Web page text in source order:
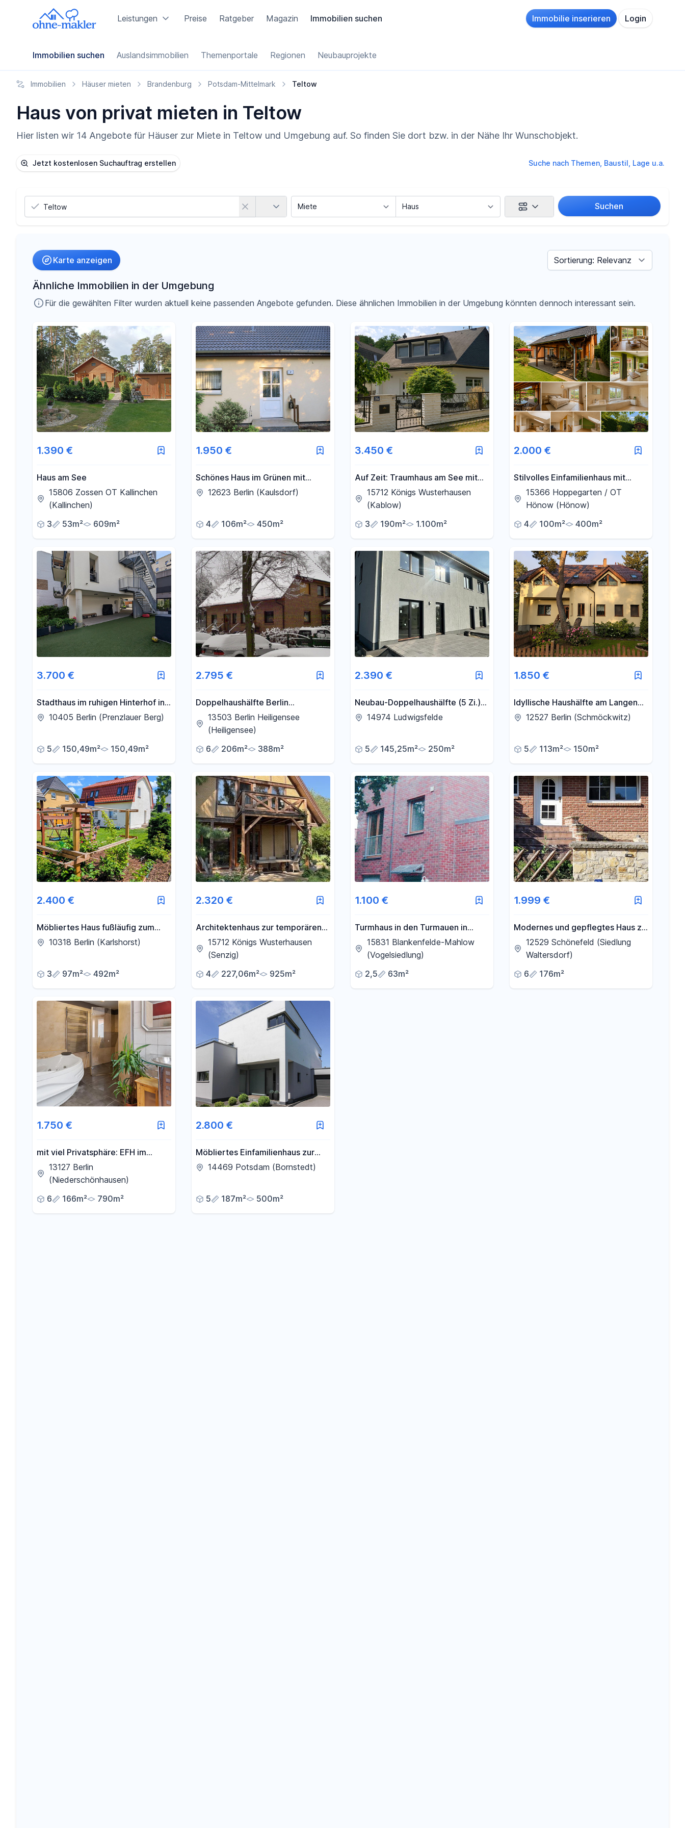
Leistungen Preise Ratgeber Magazin Immobilien suchen Immobilie inserieren Login
Immobilien suchen Auslandsimmobilien Themenportale Regionen Neubauprojekte
Immobilien Häuser mieten Brandenburg Potsdam-Mittelmark Teltow
Haus von privat mieten in Teltow
Hier listen wir 14 Angebote für Häuser zur Miete in Teltow und Umgebung auf. So finden Sie dort bzw. in der Nähe Ihr Wunschobjekt.
Jetzt kostenlosen Suchauftrag erstellen Suche nach Themen, Baustil, Lage u.a.
Suchen
Filter für Preis zurücksetzen
Fläche m²
Filter für Fläche zurücksetzen
Karte anzeigen
Sortieren nach
Ähnliche Immobilien in der Umgebung
Für die gewählten Filter wurden aktuell keine passenden Angebote gefunden. Diese ähnlichen Immobilien in der Umgebung könnten dennoch interessant sein.
1.390 €
Haus am See
15806 Zossen OT Kallinchen
(Kallinchen)
3
53m² 609m²
1.950 €
Schönes Haus im Grünen mit
Garten & Garage in Berlin
12623 Berlin (Kaulsdorf)
4 106m² 450m²
3.450 €
Auf Zeit: Traumhaus am See mit
eigenem Steg, nur 30min von
Berlin-Mitte
15712 Königs Wusterhausen
(Kablow)
3
190m² 1.100m²
2.000 €
Stilvolles Einfamilienhaus mit
Galerie, Kamin & traumhaftem
Garten
15366 Hoppegarten / OT
Hönow (Hönow)
4
100m² 400m²
3.700 €
Stadthaus im ruhigen Hinterhof in
Berlin-Prenzlauer Berg
10405 Berlin (Prenzlauer Berg)
5 150,49m² 150,49m²
2.795 €
Doppelhaushälfte Berlin
Heiligensee
13503 Berlin Heiligensee
(Heiligensee)
6
206m² 388m²
2.390 €
Neubau-Doppelhaushälfte (5 Zi.)
mit Garten & Stellplatz – nur noch
14974 Ludwigsfelde
5 145,25m² 250m²
1.850 €
Idyllische Haushälfte am Langen
See in Berlin-Karolinenhof
12527 Berlin (Schmöckwitz)
5 113m² 150m²
2.400 €
Möbliertes Haus fußläufig zum
Tierpark
10318 Berlin (Karlshorst)
3 97m² 492m²
2.320 €
Architektenhaus zur temporären
Vermietung
15712 Königs Wusterhausen
(Senzig)
4
227,06m² 925m²
1.100 €
Turmhaus in den Turmauen in
Blankenfelde
15831 Blankenfelde-Mahlow
(Vogelsiedlung)
2,5
63m²
1.999 €
Modernes und gepflegtes Haus zu
vermieten
12529 Schönefeld (Siedlung
Waltersdorf)
6
176m²
1.750 €
mit viel Privatsphäre: EFH im
grünen Pankow
13127 Berlin
(Niederschönhausen)
6
166m² 790m²
2.800 €
Möbliertes Einfamilienhaus zur
Zwischenmiete (15.09.2026–
14469 Potsdam (Bornstedt)
5 187m² 500m²